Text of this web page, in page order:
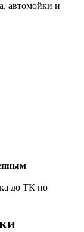
автомойки и
до ТК по